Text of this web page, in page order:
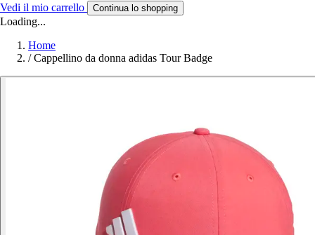
Vedi il mio carrello Continua lo shopping
Loading...
Home
/ Cappellino da donna adidas Tour Badge